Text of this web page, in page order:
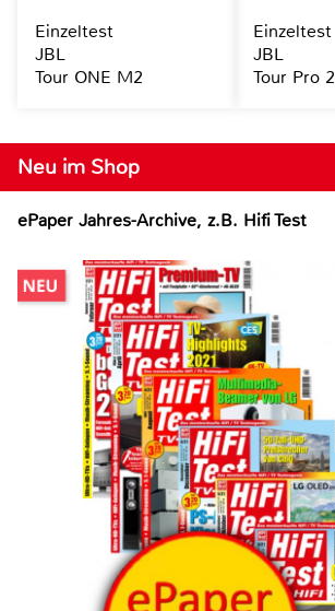
Neu im Shop
ePaper Jahres-Archive, z.B. Hifi Test
Einzeltest
JBL
Tour ONE M2
Einzeltest
JBL
Tour Pro 2